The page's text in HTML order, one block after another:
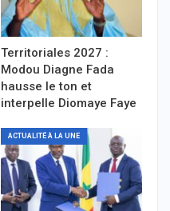
Territoriales 2027 :
Modou Diagne Fada
hausse le ton et
interpelle Diomaye Faye
ACTUALITÉ À LA UNE